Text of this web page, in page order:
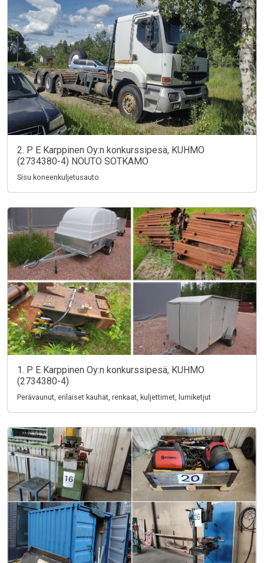
2. P E Karppinen Oy:n konkurssipesä, KUHMO
(2734380-4) NOUTO SOTKAMO
Sisu koneenkuljetusauto
1. P E Karppinen Oy:n konkurssipesä, KUHMO
(2734380-4)
Perävaunut, erilaiset kauhat, renkaat, kuljettimet, lumiketjut